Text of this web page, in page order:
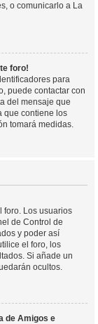
o comunicarlo a La
foro!
para
puede contactar con
del mensaje que
que contiene los
tomará medidas.
foro. Los usuarios
de Control de
y poder así
el foro, los
Si añade un
ocultos.
de Amigos e